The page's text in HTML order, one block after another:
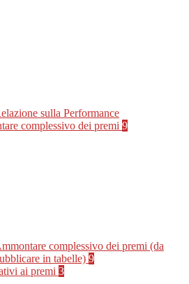
sulla Performance
complessivo dei premi 9
complessivo dei premi (da
in tabelle) 9
ai premi 3